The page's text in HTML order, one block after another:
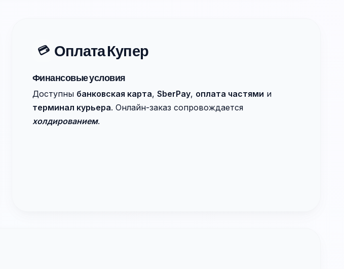
💳 Оплата Купер
Финансовые условия
Доступны банковская карта, SberPay, оплата частями и
терминал курьера. Онлайн-заказ сопровождается
холдированием.